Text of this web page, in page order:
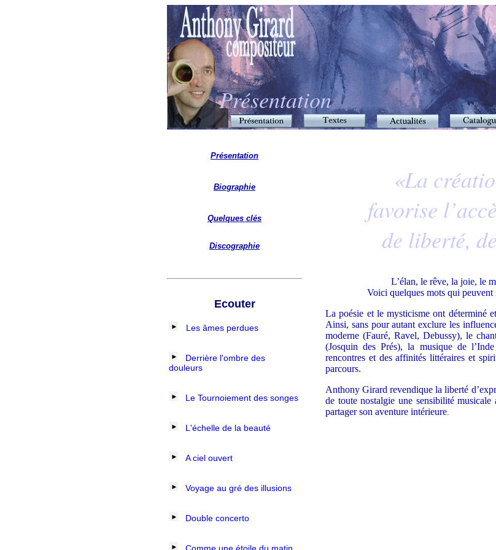
Présentation
Présentation
Biographie
Quelques clés
Discographie
Ecouter
Les âmes perdues
Derrière l'ombre des
douleurs
Le Tournoiement des songes
L'échelle de la beauté
A ciel ouvert
Voyage au gré des illusions
Double concerto
«La
favorise
de liberté,
L’élan, le rêve, la joie, le
Voici quelques mots qui
La poésie et le mysticisme ont déterminé
Ainsi, sans pour autant exclure les
moderne (Fauré, Ravel, Debussy), le
(Josquin des Prés), la musique de
rencontres et des affinités littéraires et
parcours.
Anthony Girard revendique la liberté
de toute nostalgie une sensibilité musicale
partager son aventure intérieure.